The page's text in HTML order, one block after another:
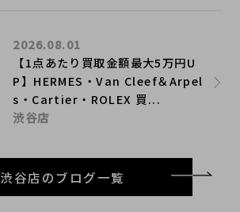
【1点あたり買取金額最大5万円U
P】HERMES・Van Cleef＆Arpel
s・Cartier・ROLEX 買...
2026.08.01
渋谷店
渋谷店のブログ一覧